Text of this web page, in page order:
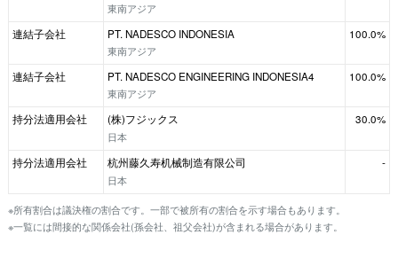
東南アジア
連結子会社
PT. NADESCO INDONESIA
東南アジア
100.0%
連結子会社
PT. NADESCO ENGINEERING INDONESIA4
東南アジア
100.0%
持分法適用会社
(株)フジックス
日本
30.0%
持分法適用会社
杭州藤久寿机械制造有限公司
日本
-
※所有割合は議決権の割合です。一部で被所有の割合を示す場合もあります。
※一覧には間接的な関係会社(孫会社、祖父会社)が含まれる場合があります。